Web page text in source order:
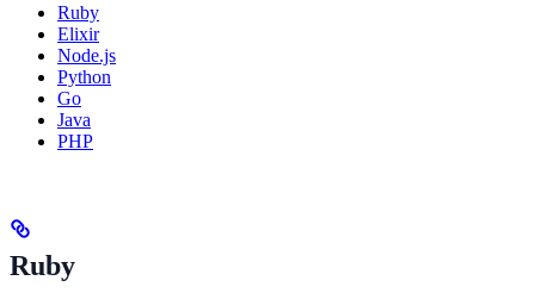
Ruby
Elixir
Node.js
Python
Go
Java
PHP
Ruby